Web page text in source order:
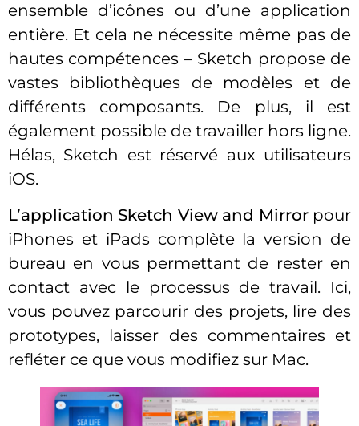
ensemble d’icônes ou d’une application
entière. Et cela ne nécessite même pas de
hautes compétences – Sketch propose de
vastes bibliothèques de modèles et de
différents composants. De plus, il est
également possible de travailler hors ligne.
Hélas, Sketch est réservé aux utilisateurs
iOS.
L’application Sketch View and Mirrorpour
iPhones et iPads complète la version de
bureau en vous permettant de rester en
contact avec le processus de travail. Ici,
vous pouvez parcourir des projets, lire des
prototypes, laisser des commentaires et
refléter ce que vous modifiez sur Mac.